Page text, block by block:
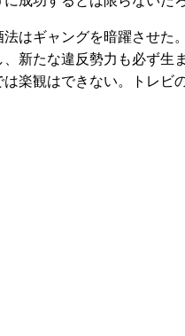
法はギャングを暗躍させた
、新たな違反勢力も必ず生
は楽観はできない。トレビ